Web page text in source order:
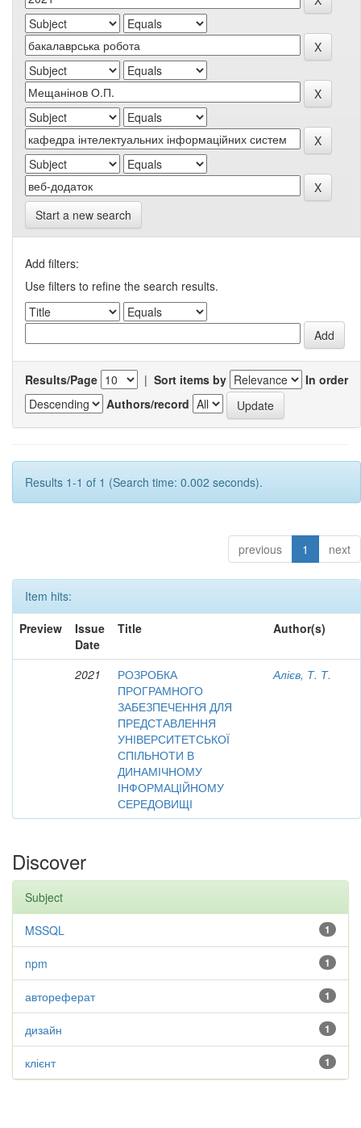
Start a new search
Add filters:
Use filters to refine the search results.
Results/Page | Sort items by
In order
Authors/record
Results 1-1 of 1 (Search time: 0.002 seconds).
previous 1 next
Item hits:
Preview
Issue
Date
Title Author(s)
2021
РОЗРОБКА
ПРОГРАМНОГО
ЗАБЕЗПЕЧЕННЯ ДЛЯ
ПРЕДСТАВЛЕННЯ
УНІВЕРСИТЕТСЬКОЇ
СПІЛЬНОТИ В
ДИНАМІЧНОМУ
ІНФОРМАЦІЙНОМУ
СЕРЕДОВИЩІ
Алієв, Т. Т.
Discover
Subject
1
MSSQL
1
npm
1
автореферат
1
дизайн
1
клієнт